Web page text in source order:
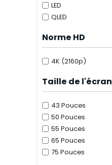
LED
QLED
Norme HD
4K (2160p)
Taille de l'écran
43 Pouces
50 Pouces
55 Pouces
65 Pouces
75 Pouces